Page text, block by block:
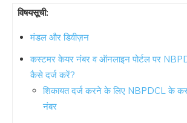
विषयसूची:
मंडल और डिवीज़न
कस्टमर केयर नंबर व ऑनलाइन पोर्टल पर
कैसे दर्ज करें?
शिकायत दर्ज करने के लिए NBPDCL के
नंबर